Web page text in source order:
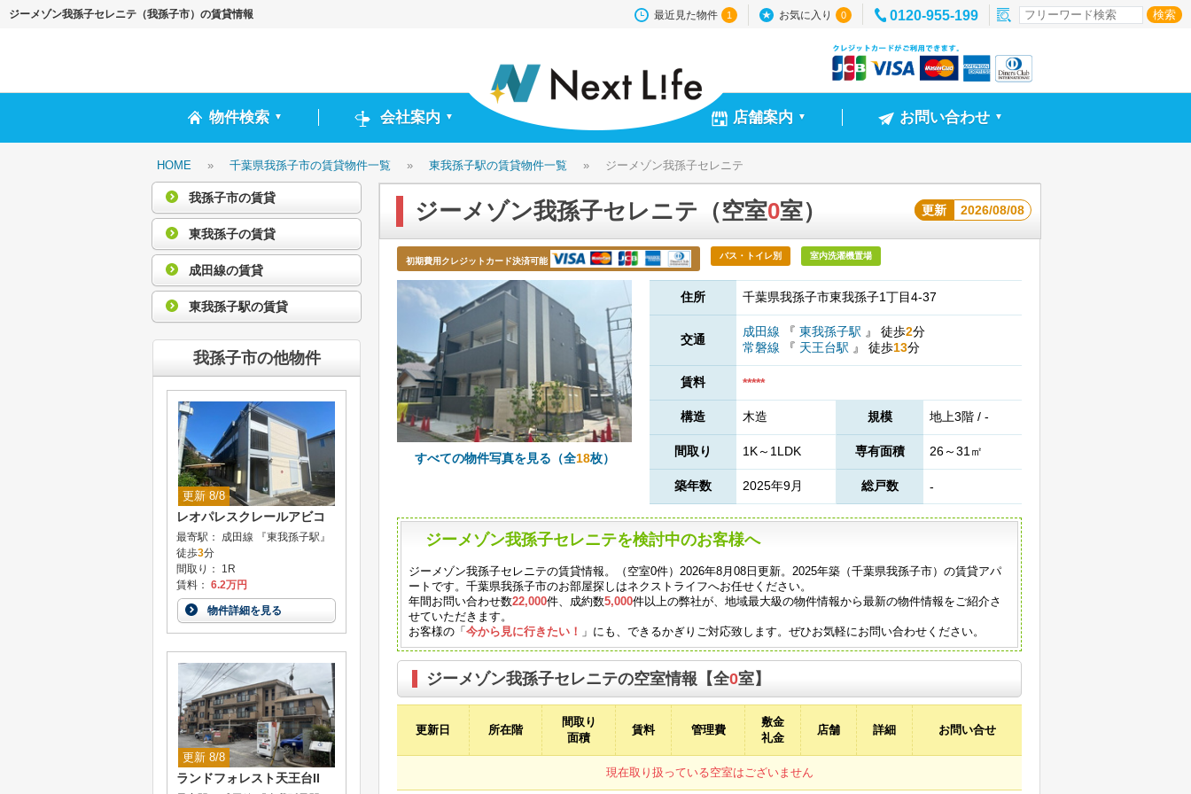
ジーメゾン我孫子セレニテ（我孫子市）の賃貸情報 最近見た物件 1 お気に入り 0 0120-955-199
物件検索 ▼ 会社案内 ▼ 店舗案内 ▼ お問い合わせ ▼
HOME » 千葉県我孫子市の賃貸物件一覧 » 東我孫子駅の賃貸物件一覧 » ジーメゾン我孫子セレニテ
ジーメゾン我孫子セレニテ（空室0室） 更新 2026/08/08
初期費用クレジットカード決済可能
バス・トイレ別 室内洗濯機置場
すべての物件写真を見る（全18枚）
住所 千葉県我孫子市東我孫子1丁目4-37
交通
成田線 『 東我孫子駅 』 徒歩2分
常磐線
『 天王台駅 』 徒歩13分
賃料 *****
構造 木造 規模 地上3階 / -
間取り 1K～1LDK 専有面積 26～31㎡
築年数 2025年9月 総戸数 -
ジーメゾン我孫子セレニテを検討中のお客様へ
ジーメゾン我孫子セレニテの賃貸情報。（空室0件）2026年8月08日更新。2025年築（千葉県我孫子市）の賃貸アパ
ートです。千葉県我孫子市のお部屋探しはネクストライフへお任せください。
年間お問い合わせ数22,000件、成約数5,000件以上の弊社が、地域最大級の物件情報から最新の物件情報をご紹介さ
せていただきます。
お客様の「今から見に行きたい！ 」にも、できるかぎりご対応致します。ぜひお気軽にお問い合わせください。
ジーメゾン我孫子セレニテの空室情報【全0室】
更新日 所在階
間取り
面積
賃料 管理費
敷金
礼金
店舗 詳細 お問い合せ
現在取り扱っている空室はございません
我孫子市の賃貸
東我孫子の賃貸
成田線の賃貸
東我孫子駅の賃貸
我孫子市の他物件
更新 8/8
レオパレスクレールアビコ
最寄駅： 成田線 『東我孫子駅』
徒歩3分
間取り： 1R
賃料： 6.2万円
物件詳細を見る
更新 8/8
ランドフォレスト天王台II